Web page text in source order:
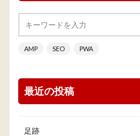
AMP SEO PWA
最近の投稿
足跡